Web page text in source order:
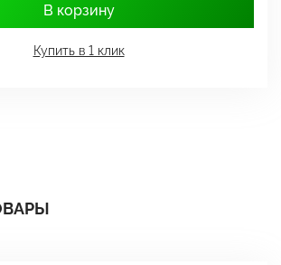
В корзину
Купить в 1 клик